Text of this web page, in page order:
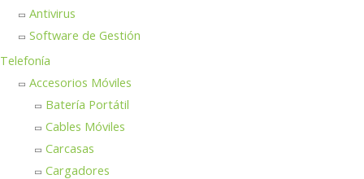
Antivirus
Software de Gestión
Telefonía
Accesorios Móviles
Batería Portátil
Cables Móviles
Carcasas
Cargadores